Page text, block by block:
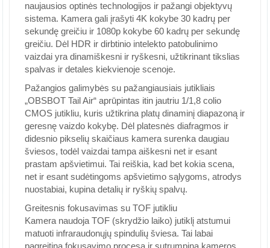
naujausios optinės technologijos ir pažangi objektyvų
sistema. Kamera gali įrašyti 4K kokybe 30 kadrų per
sekundę greičiu ir 1080p kokybe 60 kadrų per sekundę
greičiu. Dėl HDR ir dirbtinio intelekto patobulinimo
vaizdai yra dinamiškesni ir ryškesni, užtikrinant tikslias
spalvas ir detales kiekvienoje scenoje.
Pažangios galimybės su pažangiausiais jutikliais
„OBSBOT Tail Air“ aprūpintas itin jautriu 1/1,8 colio
CMOS jutikliu, kuris užtikrina platų dinaminį diapazoną ir
geresnę vaizdo kokybę. Dėl platesnės diafragmos ir
didesnio pikselių skaičiaus kamera surenka daugiau
šviesos, todėl vaizdai tampa aiškesni net ir esant
prastam apšvietimui. Tai reiškia, kad bet kokia scena,
net ir esant sudėtingoms apšvietimo sąlygoms, atrodys
nuostabiai, kupina detalių ir ryškių spalvų.
Greitesnis fokusavimas su TOF jutikliu
Kamera naudoja TOF (skrydžio laiko) jutiklį atstumui
matuoti infraraudonųjų spindulių šviesa. Tai labai
pagreitina fokusavimo procesą ir sutrumpina kameros